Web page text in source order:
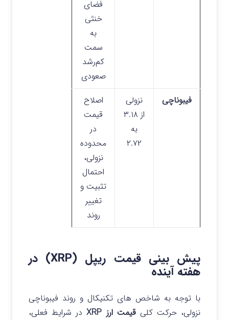
فضای
خنثی
به
سمت
کم‌رشد
صعودی
فیبوناچی
نزولی
از ۳.۱۸
به
۲.۷۲
اصلاح
قیمت
در
محدوده
نزولی،
احتمال
تثبیت و
تغییر
روند
پیش‌ بینی قیمت ریپل (XRP) در
هفته آینده
با توجه به شاخص‌ های تکنیکال و روند فیبوناچی
نزولی، حرکت کلیقیمت ارز XRP
در شرایط فعلی،